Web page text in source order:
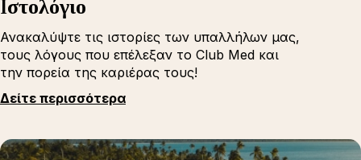
Iστολόγιο
Ανακαλύψτε τις ιστορίες των υπαλλήλων μας,
τους λόγους που επέλεξαν το Club Med και
την πορεία της καριέρας τους!
Δείτε περισσότερα